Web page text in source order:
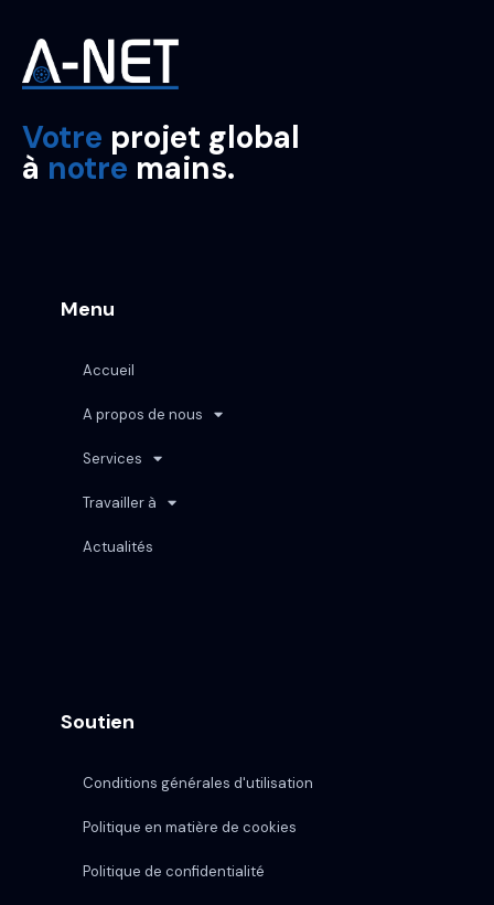
Votre projet global
à notre mains.
Menu
Accueil
A propos de nous
Services
Travailler à
Actualités
Soutien
Conditions générales d'utilisation
Politique en matière de cookies
Politique de confidentialité